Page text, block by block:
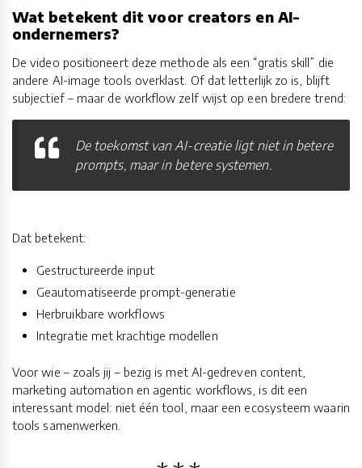
Wat betekent dit voor creators en AI-
ondernemers?
De video positioneert deze methode als een “gratis skill” die
andere AI-image tools overklast. Of dat letterlijk zo is, blijft
subjectief – maar de workflow zelf wijst op een bredere trend:
De toekomst van AI-creatie ligt niet in betere
prompts, maar in betere systemen.
Dat betekent:
Gestructureerde input
Geautomatiseerde prompt-generatie
Herbruikbare workflows
Integratie met krachtige modellen
Voor wie – zoals jij – bezig is met AI-gedreven content,
marketing automation en agentic workflows, is dit een
interessant model: niet één tool, maar een ecosysteem waarin
tools samenwerken.